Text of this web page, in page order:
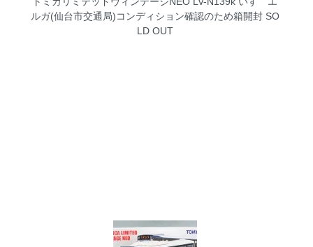
ルガ(仙台市交通局)コンディション確認のため箱開封SO
LD OUT